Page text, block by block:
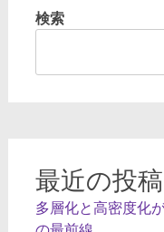
検索
最近の投稿
多層化と高密度化